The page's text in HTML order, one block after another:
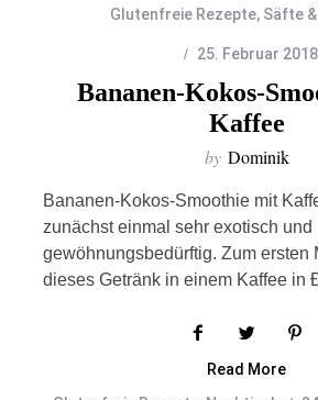
Glutenfreie Rezepte, Säfte
25. Februar 2018
Bananen-Kokos-
Kaffee
by Dominik
Bananen-Kokos-Smoothie mit
zunächst einmal sehr exotisch und
gewöhnungsbedürftig. Zum ersten
dieses Getränk in einem Kaffee in
Read More